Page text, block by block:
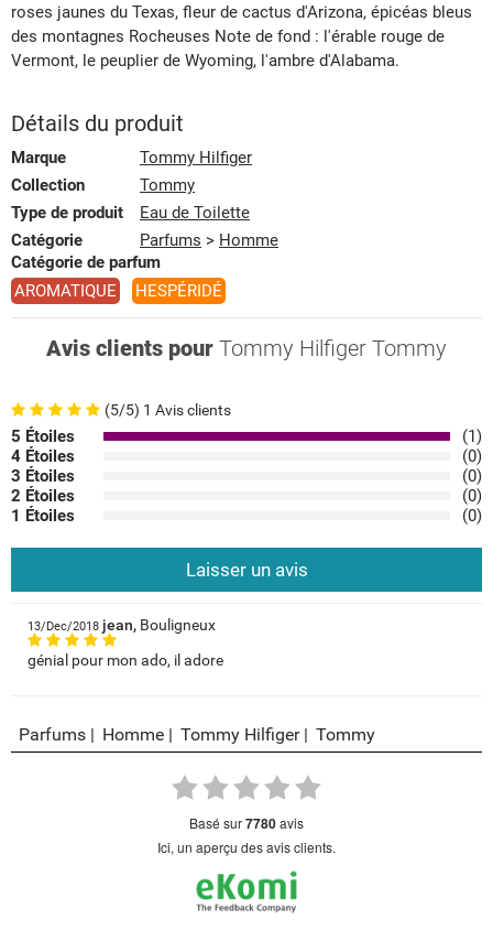
roses jaunes du Texas, fleur de cactus d'Arizona, épicéas bleus
des montagnes Rocheuses Note de fond : l'érable rouge de
Vermont, le peuplier de Wyoming, l'ambre d'Alabama.
Détails du produit
Marque
Tommy Hilfiger
Collection
Tommy
Type de produit
Eau de Toilette
Catégorie
Parfums > Homme
Catégorie de parfum
AROMATIQUE
HESPÉRIDÉ
Avis clients pour Tommy Hilfiger Tommy
(5/5) 1 Avis clients
5 Étoiles
(1)
4 Étoiles
(0)
3 Étoiles
(0)
2 Étoiles
(0)
1 Étoiles
(0)
Laisser un avis
13/Dec/2018 jean, Bouligneux
génial pour mon ado, il adore
Parfums Homme Tommy Hilfiger Tommy
basé sur7780avis
Ici, un aperçu des avis clients.